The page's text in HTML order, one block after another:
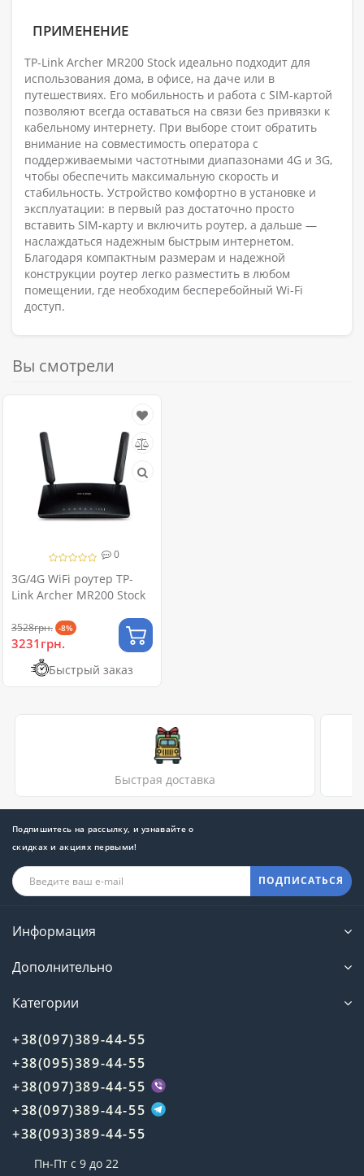
ПРИМЕНЕНИЕ
TP-Link Archer MR200 Stock идеально подходит для
использования дома, в офисе, на даче или в
путешествиях. Его мобильность и работа с SIM-картой
позволяют всегда оставаться на связи без привязки к
кабельному интернету. При выборе стоит обратить
внимание на совместимость оператора с
поддерживаемыми частотными диапазонами 4G и 3G,
чтобы обеспечить максимальную скорость и
стабильность. Устройство комфортно в установке и
эксплуатации: в первый раз достаточно просто
вставить SIM-карту и включить роутер, а дальше —
наслаждаться надежным быстрым интернетом.
Благодаря компактным размерам и надежной
конструкции роутер легко разместить в любом
помещении, где необходим бесперебойный Wi-Fi
доступ.
Вы смотрели
0
3G/4G WiFi роутер TP-
Link Archer MR200 Stock
3528грн. -8%
3231грн.
Быстрый заказ
Быстрая доставка
Подпишитесь на рассылку, и узнавайте о
скидках и акциях первыми!
ПОДПИСАТЬСЯ
Информация
Дополнительно
Категории
+38(097)389-44-55
+38(095)389-44-55
+38(097)389-44-55
+38(097)389-44-55
+38(093)389-44-55
Пн-Пт с 9 до 22